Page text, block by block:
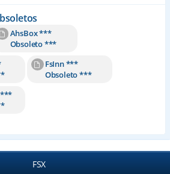
AhsBox ***
Obsoleto ***
FsInn ***
Obsoleto ***
***
FSX